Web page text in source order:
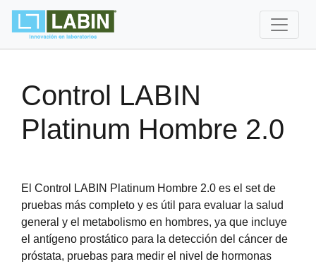
Control LABIN
Platinum Hombre 2.0
El Control LABIN Platinum Hombre 2.0 es el set de
pruebas más completo y es útil para evaluar la salud
general y el metabolismo en hombres, ya que incluye
el antígeno prostático para la detección del cáncer de
próstata, pruebas para medir el nivel de hormonas